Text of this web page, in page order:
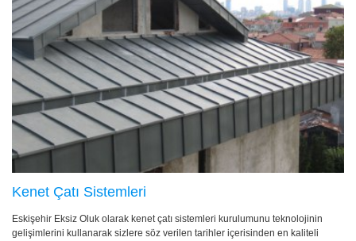
Kenet Çatı Sistemleri
Eskişehir Eksiz Oluk olarak kenet çatı sistemleri kurulumunu teknolojinin
gelişimlerini kullanarak sizlere söz verilen tarihler içerisinden en kaliteli